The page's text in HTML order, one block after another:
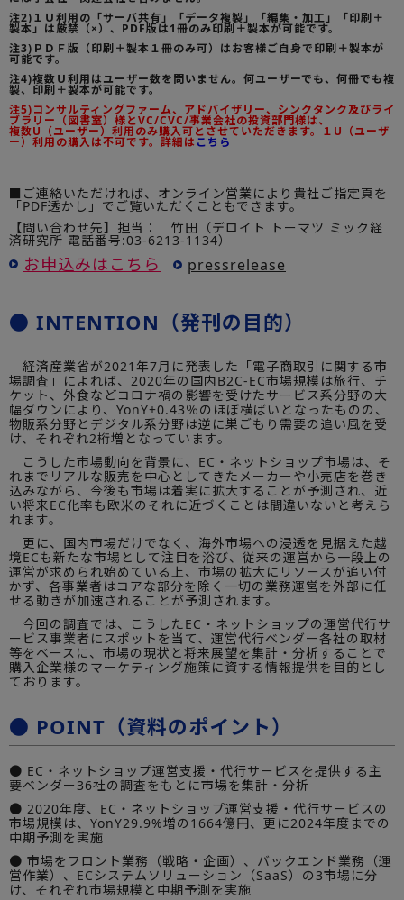
注2)１Ｕ利用の「サーバ共有」「データ複製」「編集・加工」「印刷＋
製本」は厳禁（×）、PDF版は1冊のみ印刷＋製本が可能です。
注3)ＰＤＦ版（印刷＋製本１冊のみ可）はお客様ご自身で印刷＋製本が
可能です。
注4)複数Ｕ利用はユーザー数を問いません。何ユーザーでも、何冊でも複
製、印刷＋製本が可能です。
注5)コンサルティングファーム、アドバイザリー、シンクタンク及びライ
ブラリー（図書室）様とVC/CVC/事業会社の投資部門様は、
複数U（ユーザー）利用のみ購入可とさせていただきます。１U（ユーザ
ー）利用の購入は不可です。詳細は こちら
■ご連絡いただければ、オンライン営業により貴社ご指定頁を
「PDF透かし」でご覧いただくこともできます。
【問い合わせ先】担当： 竹田（デロイト トーマツ ミック経
済研究所 電話番号:03-6213-1134）
お申込みはこちら pressrelease
● INTENTION（発刊の目的）
経済産業省が2021年7月に発表した「電子商取引に関する市
場調査」によれば、2020年の国内B2C-EC市場規模は旅行、チ
ケット、外食などコロナ禍の影響を受けたサービス系分野の大
幅ダウンにより、YonY+0.43％のほぼ横ばいとなったものの、
物販系分野とデジタル系分野は逆に巣ごもり需要の追い風を受
け、それぞれ2桁増となっています。
こうした市場動向を背景に、EC・ネットショップ市場は、そ
れまでリアルな販売を中心としてきたメーカーや小売店を巻き
込みながら、今後も市場は着実に拡大することが予測され、近
い将来EC化率も欧米のそれに近づくことは間違いないと考えら
れます。
更に、国内市場だけでなく、海外市場への浸透を見据えた越
境ECも新たな市場として注目を浴び、従来の運営から一段上の
運営が求められ始めている上、市場の拡大にリソースが追い付
かず、各事業者はコアな部分を除く一切の業務運営を外部に任
せる動きが加速されることが予測されます。
今回の調査では、こうしたEC・ネットショップの運営代行サ
ービス事業者にスポットを当て、運営代行ベンダー各社の取材
等をベースに、市場の現状と将来展望を集計・分析することで
購入企業様のマーケティング施策に資する情報提供を目的とし
ております。
● POINT（資料のポイント）
● EC・ネットショップ運営支援・代行サービスを提供する主
要ベンダー36社の調査をもとに市場を集計・分析
● 2020年度、EC・ネットショップ運営支援・代行サービスの
市場規模は、YonY29.9%増の1664億円、更に2024年度までの
中期予測を実施
● 市場をフロント業務（戦略・企画）、バックエンド業務（運
営作業）、ECシステムソリューション（SaaS）の3市場に分
け、それぞれ市場規模と中期予測を実施